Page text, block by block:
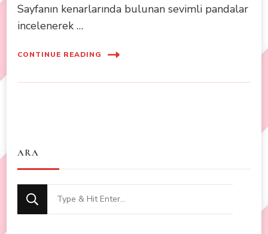
Sayfanın kenarlarında bulunan sevimli pandalar
incelenerek …
CONTINUE READING
ARA
Looking
for